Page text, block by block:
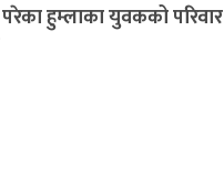
हुम्लाका युवकको परिवार